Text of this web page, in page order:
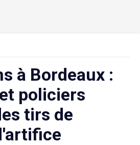
à Bordeaux :
policiers
tirs de